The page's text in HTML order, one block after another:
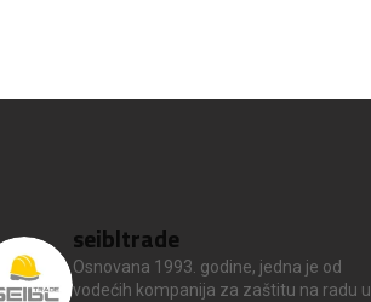
seibltrade
Osnovana 1993. godine, jedna je od
vodećih kompanija za zaštitu na radu u